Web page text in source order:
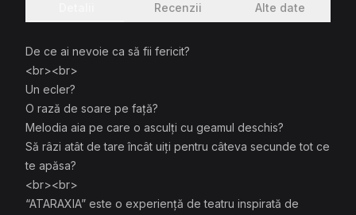
Recenzii Alte date
De ce ai nevoie ca să fii fericit?
<br><br>
Un ecler?
O rază de soare pe față?
Melodia aia pe care o asculți cu geamul deschis?
Să râzi atât de tare încât uiți pentru câteva secunde tot ce
te apăsa?
<br><br>
“ATARAXIA” este o experiență de teatru inspirată de